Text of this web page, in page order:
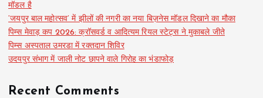
मॉडल है
‘जयपुर बाल महोत्सव’ में झीलों की नगरी का नया बिज़नेस मॉडल दिखाने का मौका
पिम्स मेवाड़ कप 2026: क्रॉसवर्ड व आदित्यम रियल स्टेट्स ने मुकाबले जीते
पिम्स अस्पताल उमरडा में रक्तदान शिविर
उदयपुर संभाग में जाली नोट छापने वाले गिरोह का भंडाफोड़
Recent Comments